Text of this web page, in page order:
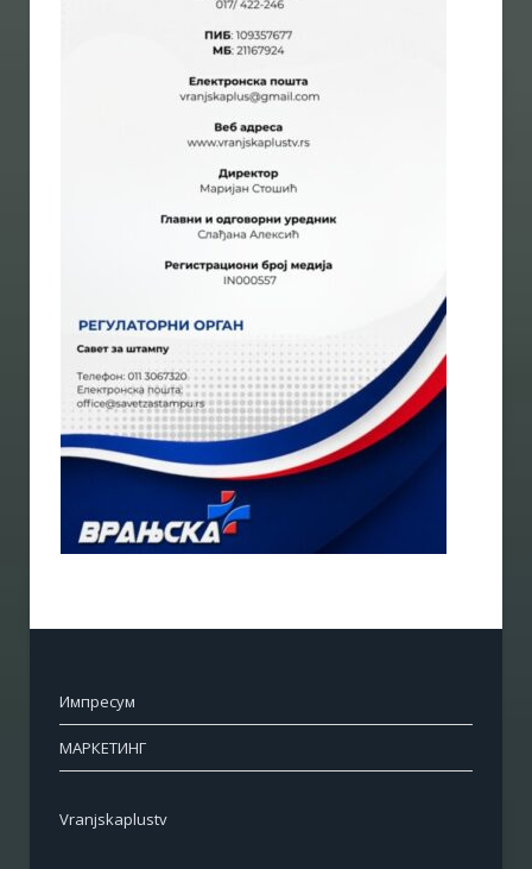
Импресум
МАРКЕТИНГ
Vranjskaplustv